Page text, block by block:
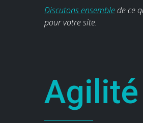
Discutons ensemblede ce
pour votre site.
Agilité